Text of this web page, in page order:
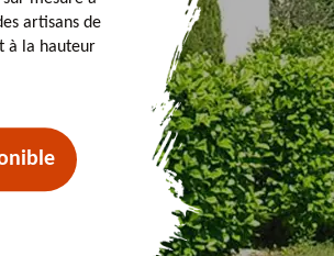
artisans de
à la hauteur